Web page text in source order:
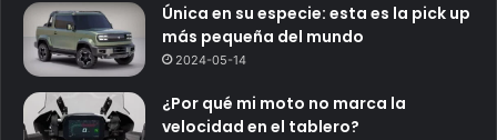
Única en su especie: esta es la pick up
más pequeña del mundo
2024-05-14
¿Por qué mi moto no marca la
velocidad en el tablero?